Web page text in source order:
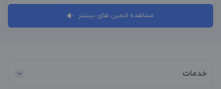
مشاهده ادمین های بیشتر
خدمات